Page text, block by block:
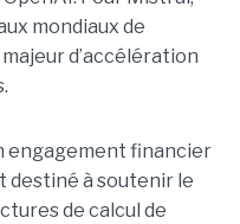
mondiaux de
d’accélération
engagement financier
destiné à soutenir le
de calcul de